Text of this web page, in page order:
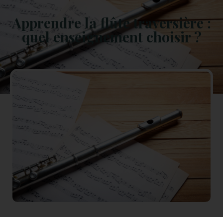
Apprendre la flûte traversière :
quel enseignement choisir ?